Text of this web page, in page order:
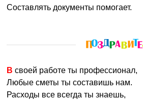
Составлять документы помогает.
В своей работе ты профессионал,
Любые сметы ты составишь нам.
Расходы все всегда ты знаешь,